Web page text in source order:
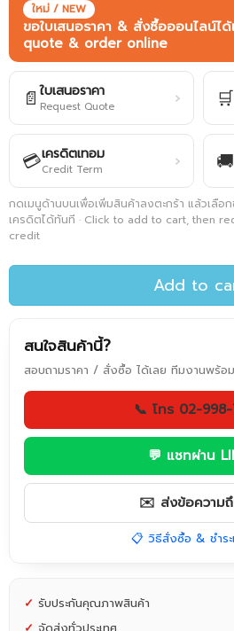
ใหม่ / NEW
ขอใบเสนอราคา & สั่งซื้อออนไลน์
quote & order online
📄 ใบเสนอราคา
Request Quote › 🛒
💳เครดิตเทอม
Credit Term › 🚚
กดเมนูด้านบนเพื่อเพิ่มสินค้าลงตะกร้า แล้วเลือ
เครดิตได้ทันที · Click to add to cart, then
credit
Add to
สนใจสินค้านี้?
สอบถามราคา / สั่งซื้อ ได้เลย ทีมงานพร้อ
📞 โทร 02-
💬 แชทผ่าน
✉️ ส่งข้อความถึ
📋 วิธีสั่งซื้อ & ชำร
✓ รับประกันคุณภาพสินค้า